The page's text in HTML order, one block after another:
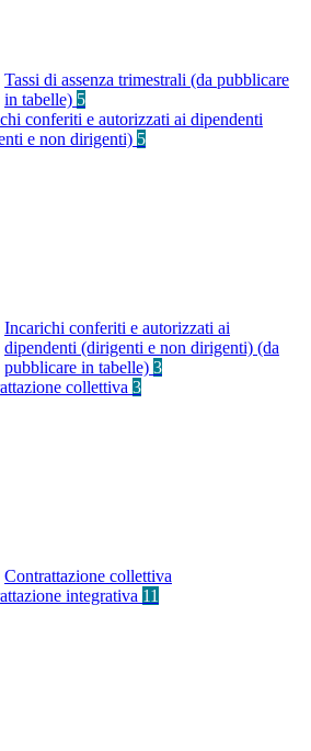
Tassi di assenza trimestrali (da pubblicare
in tabelle) 5
conferiti e autorizzati ai dipendenti
e non dirigenti) 5
Incarichi conferiti e autorizzati ai
dipendenti (dirigenti e non dirigenti) (da
pubblicare in tabelle) 3
collettiva 3
Contrattazione collettiva
integrativa 11